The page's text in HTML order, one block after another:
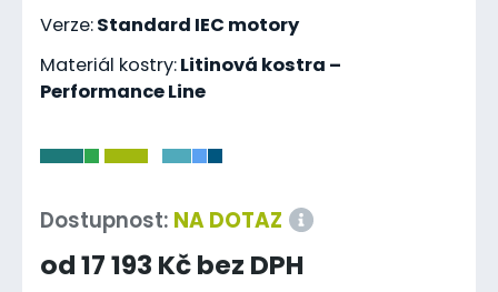
Verze:Standard IEC motory
Materiál kostry:Litinová kostra –
Performance Line
Dostupnost: NA DOTAZ
od 17 193 Kč bez DPH